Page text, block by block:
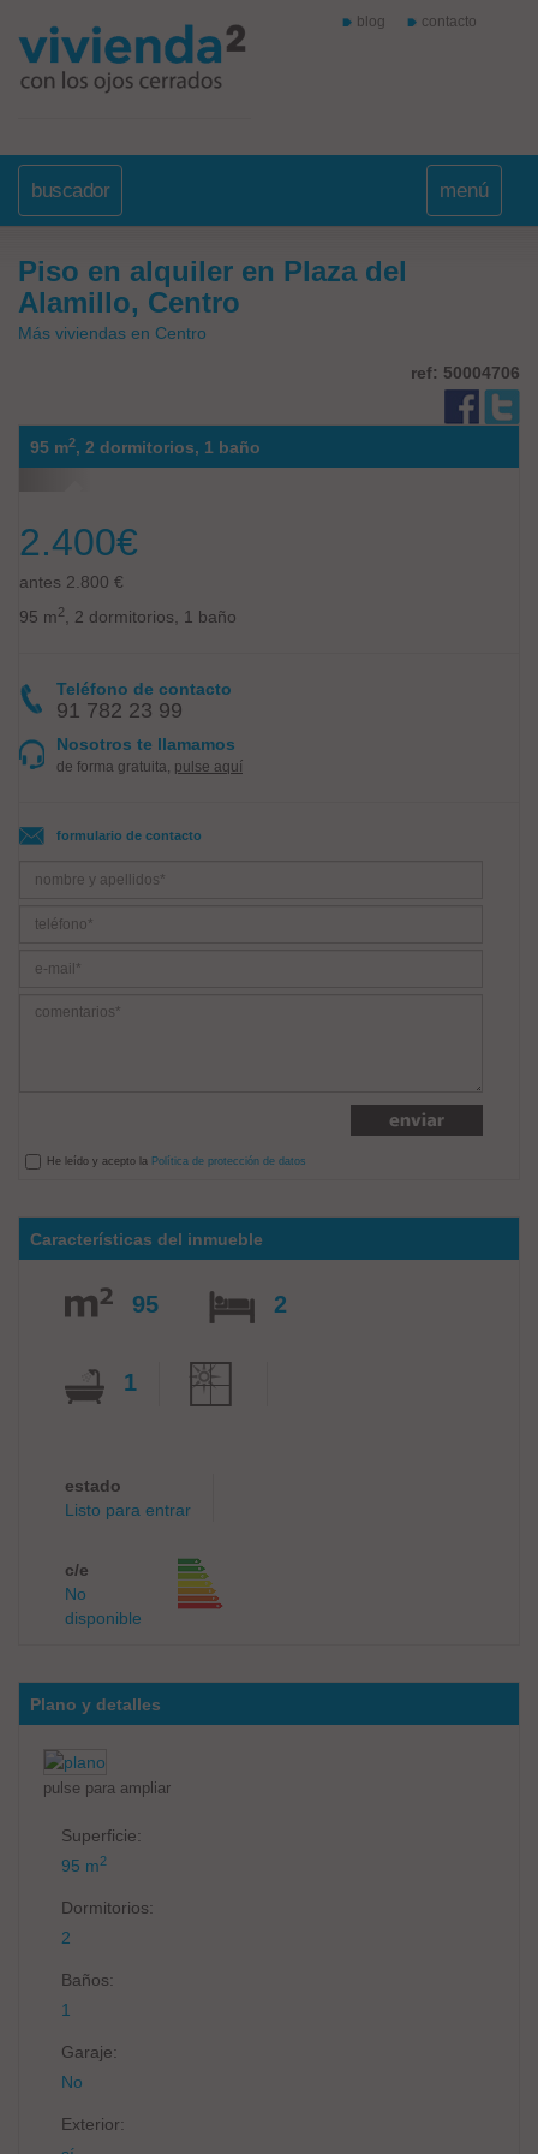
blog contacto
buscador menú
Piso en alquiler en Plaza del
Alamillo, Centro
Más viviendas en Centro
ref: 50004706
95 m2, 2 dormitorios, 1 baño
2.400€
antes 2.800 €
95 m2 , 2 dormitorios, 1 baño
Teléfono de contacto
91 782 23 99
Nosotros te llamamos
de forma gratuita, pulse aquí
formulario de contacto
He leído y acepto la Política de protección de datos
Características del inmueble
95 2
1
estado
Listo para entrar
c/e
No
disponible
Plano y detalles
pulse para ampliar
Superficie:
95 m2
Dormitorios:
2
Baños:
1
Garaje:
No
Exterior: